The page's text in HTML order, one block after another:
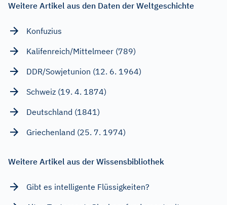
Weitere Artikel aus den Daten der Weltgeschichte
Konfuzius
Kalifenreich/Mittelmeer (789)
DDR/Sowjetunion (12. 6. 1964)
Schweiz (19. 4. 1874)
Deutschland (1841)
Griechenland (25. 7. 1974)
Weitere Artikel aus der Wissensbibliothek
Gibt es intelligente Flüssigkeiten?